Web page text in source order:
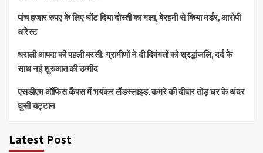
पांच हजार रुपए के लिए घोंट दिया दोस्ती का गला, बेरहमी से किया मर्डर, आरोपी
अरेस्ट
धराली आपदा की पहली बरसी: ग्रामीणों ने दी दिवंगतों को श्रद्धांजलि, दर्द के
साथ नई शुरुआत की उम्मीद
एसडीएम ऑफिस कैंपस में भयंकर लैंडस्लाइड, कमरे की दीवार तोड़ घर के अंदर
घुसी चट्टान
Latest Post